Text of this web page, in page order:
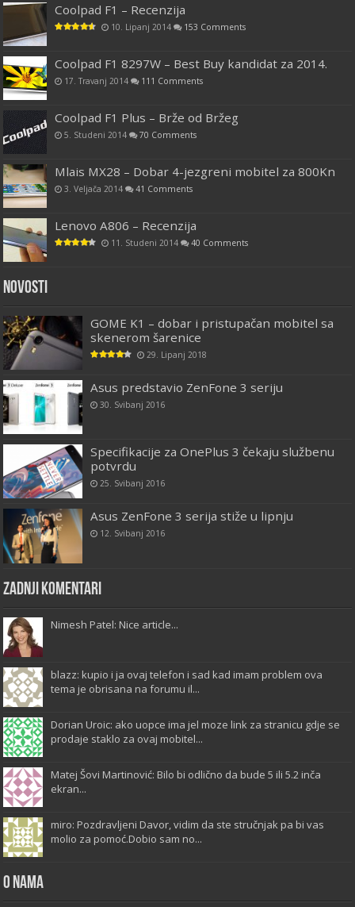
Coolpad F1 – Recenzija
10. Lipanj 2014 153 Comments
Coolpad F1 8297W – Best Buy kandidat za 2014.
17. Travanj 2014 111 Comments
Coolpad F1 Plus – Brže od Bržeg
5. Studeni 2014 70 Comments
Mlais MX28 – Dobar 4-jezgreni mobitel za 800Kn
3. Veljača 2014 41 Comments
Lenovo A806 – Recenzija
11. Studeni 2014 40 Comments
Novosti
GOME K1 – dobar i pristupačan mobitel sa
skenerom šarenice
29. Lipanj 2018
Asus predstavio ZenFone 3 seriju
30. Svibanj 2016
Specifikacije za OnePlus 3 čekaju službenu
potvrdu
25. Svibanj 2016
Asus ZenFone 3 serija stiže u lipnju
12. Svibanj 2016
Zadnji komentari
Nimesh Patel: Nice article...
blazz: kupio i ja ovaj telefon i sad kad imam problem ova
tema je obrisana na forumu il...
Dorian Uroic: ako uopce ima jel moze link za stranicu gdje se
prodaje staklo za ovaj mobitel...
Matej Šovi Martinović: Bilo bi odlično da bude 5 ili 5.2 inča
ekran...
miro: Pozdravljeni Davor, vidim da ste stručnjak pa bi vas
molio za pomoć.Dobio sam no...
O Nama